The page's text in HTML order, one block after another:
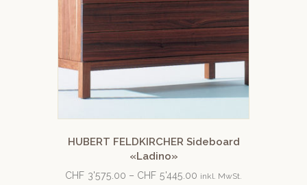
HUBERT FELDKIRCHER Sideboard
«Ladino»
CHF 3'575.00 – CHF 5'445.00 inkl. MwSt.